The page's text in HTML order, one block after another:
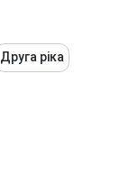
Друга ріка